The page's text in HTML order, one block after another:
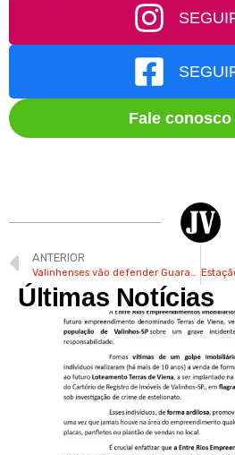
Fale conosco
ANTERIOR
Valinhenses vão defender Guarani em competições de futebol americano
Últimas Notícias